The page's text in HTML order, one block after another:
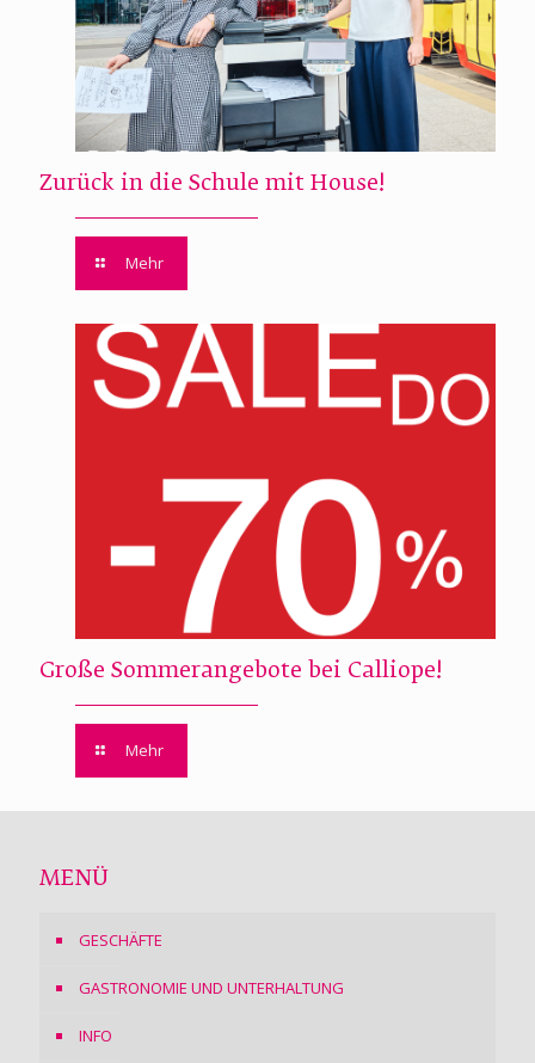
Zurück in die Schule mit House!
Mehr
Große Sommerangebote bei Calliope!
Mehr
MENÜ
GESCHÄFTE
GASTRONOMIE UND UNTERHALTUNG
INFO